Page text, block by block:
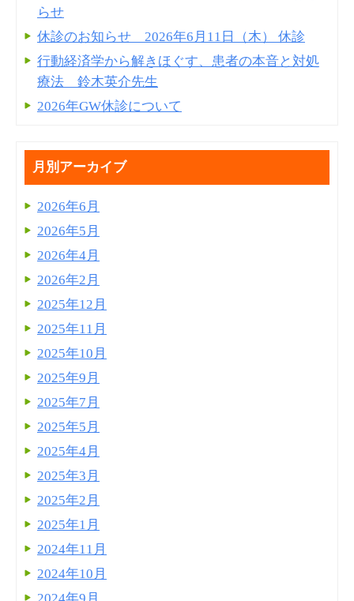
らせ
休診のお知らせ 2026年6月11日（木） 休診
行動経済学から解きほぐす、患者の本音と対処
療法 鈴木英介先生
2026年GW休診について
月別アーカイブ
2026年6月
2026年5月
2026年4月
2026年2月
2025年12月
2025年11月
2025年10月
2025年9月
2025年7月
2025年5月
2025年4月
2025年3月
2025年2月
2025年1月
2024年11月
2024年10月